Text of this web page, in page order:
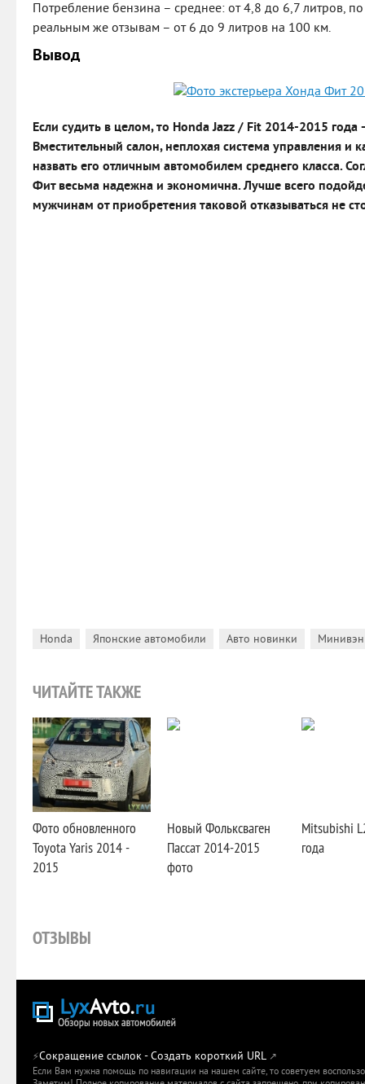
Потребление бензина – среднее: от 4,8 до 6,7 литров,
реальным же отзывам – от 6 до 9 литров на 100 км.
Вывод
Если судить в целом, то Honda Jazz / Fit 2014-2015 года
Вместительный салон, неплохая система управления и
назвать его отличным автомобилем среднего класса.
Фит весьма надежна и экономична. Лучше всего
мужчинам от приобретения таковой отказываться не
Honda Японские автомобили Авто новинки
ЧИТАЙТЕ ТАКЖЕ
Фото обновленного
Toyota Yaris 2014 -
2015
Новый Фольксваген
Пассат 2014-2015
фото
Mitsubishi
года
ОТЗЫВЫ
⚡Сокращение ссылок - Создать короткий URL ↗
Если Вам нужна помощь по навигации на нашем сайте, то советуем